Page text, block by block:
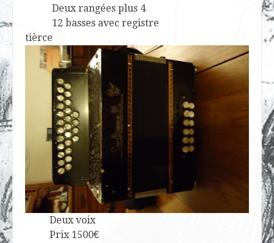
Deux rangées plus 4
12 basses avec registre
tièrce
Deux voix
Prix 1500€